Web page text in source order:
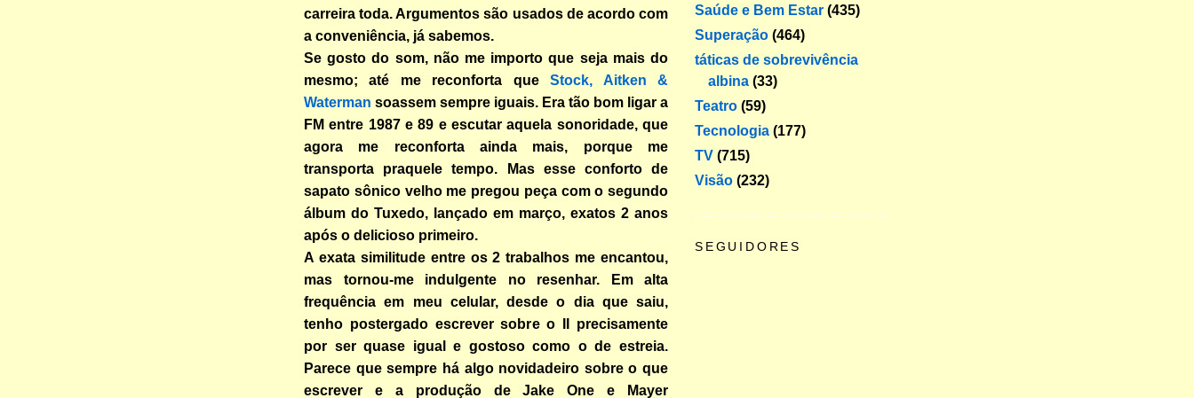
carreira toda. Argumentos são usados de acordo com
a conveniência, já sabemos.
Se gosto do som, não me importo que seja mais do
mesmo; até me reconforta queStock, Aitken &
Waterman soassem sempre iguais. Era tão bom ligar a
FM entre 1987 e 89 e escutar aquela sonoridade, que
agora me reconforta ainda mais, porque me
transporta praquele tempo. Mas esse conforto de
sapato sônico velho me pregou peça com o segundo
álbum do Tuxedo, lançado em março, exatos 2 anos
após o delicioso primeiro.
A exata similitude entre os 2 trabalhos me encantou,
mas tornou-me indulgente no resenhar. Em alta
frequência em meu celular, desde o dia que saiu,
tenho postergado escrever sobre o II precisamente
por ser quase igual e gostoso como o de estreia.
Parece que sempre há algo novidadeiro sobre o que
escrever e a produção de Jake One e Mayer
Saúde e Bem Estar (435)
Superação (464)
táticas de sobrevivência
albina (33)
Teatro (59)
Tecnologia (177)
TV (715)
Visão (232)
SEGUIDORES